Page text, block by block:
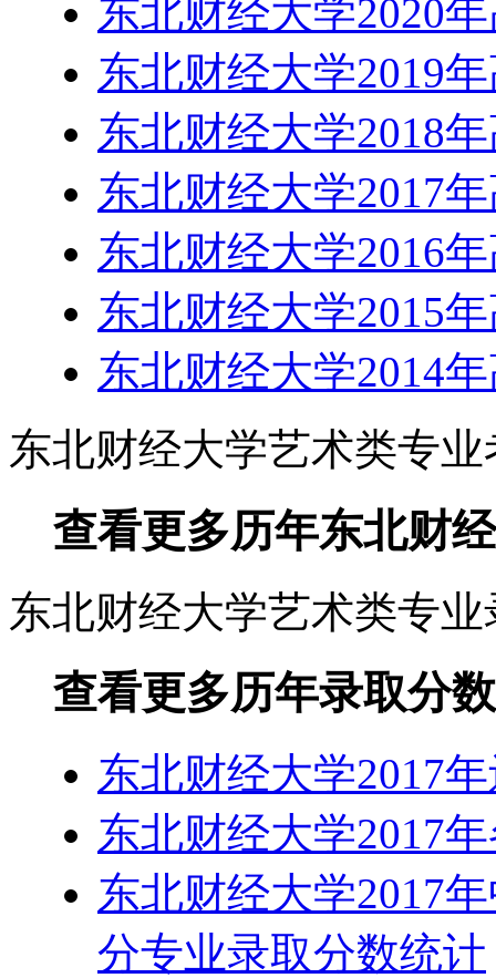
东北财经大学2020
东北财经大学2019
东北财经大学2018
东北财经大学2017
东北财经大学2016
东北财经大学2015
东北财经大学2014
东北财经大学艺术类专业
查看更多历年东北财
东北财经大学艺术类专
查看更多历年录取分
东北财经大学2017
东北财经大学2017
东北财经大学2017
分专业录取分数统计